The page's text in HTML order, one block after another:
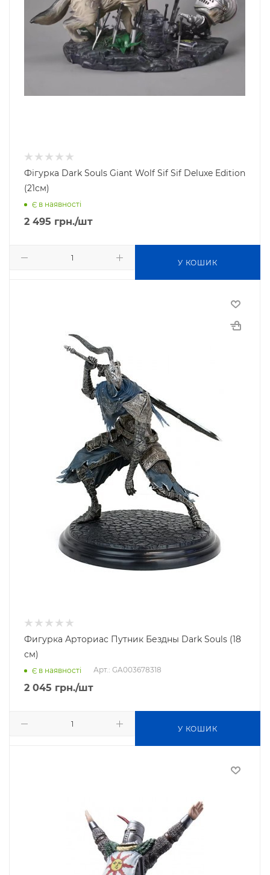
Фігурка Dark Souls Giant Wolf Sif Sif Deluxe Edition
(21см)
Є в наявності
2 495 грн./шт
У КОШИК
Фигурка Арториас Путник Бездны Dark Souls (18
см)
Є в наявності Арт.: GA003678318
2 045 грн./шт
У КОШИК